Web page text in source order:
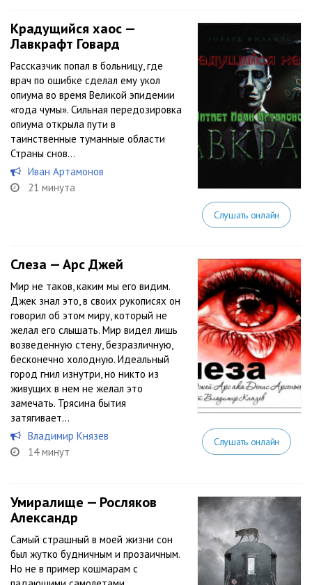
Крадущийся хаос —
Лавкрафт Говард
Рассказчик попал в больницу, где
врач по ошибке сделал ему укол
опиума во время Великой эпидемии
«года чумы». Сильная передозировка
опиума открыла пути в
таинственные туманные области
Страны снов…
Иван Артамонов
21 минута
Слушать онлайн
Слеза — Арс Джей
Мир не таков, каким мы его видим.
Джек знал это, в своих рукописях он
говорил об этом миру, который не
желал его слышать. Мир видел лишь
возведенную стену, безразличную,
бесконечно холодную. Идеальный
город гнил изнутри, но никто из
живущих в нем не желал это
замечать. Трясина бытия
затягивает...
Владимир Князев
14 минут
Слушать онлайн
Умиралище — Росляков
Александр
Самый страшный в моей жизни сон
был жутко будничным и прозаичным.
Но не в пример кошмарам с